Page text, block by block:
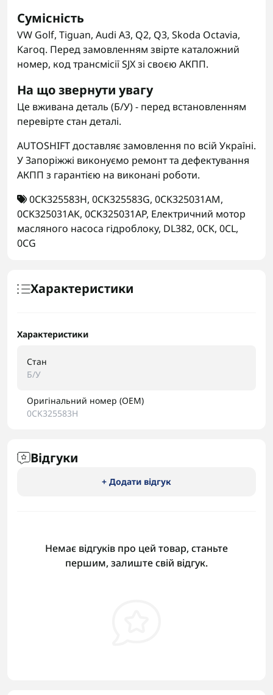
Сумісність
VW Golf, Tiguan, Audi A3, Q2, Q3, Skoda Octavia,
Karoq. Перед замовленням звірте каталожний
номер, код трансмісії SJX зі своєю АКПП.
На що звернути увагу
Це вживана деталь (Б/У) - перед встановленням
перевірте стан деталі.
AUTOSHIFT доставляє замовлення по всій Україні.
У Запоріжжі виконуємо ремонт та дефектування
АКПП з гарантією на виконані роботи.
0CK325583H, 0CK325583G, 0CK325031AM,
0CK325031AK, 0CK325031AP, Електричний мотор
масляного насоса гідроблоку, DL382, 0CK, 0CL,
0CG
Характеристики
Характеристики
Стан
Б/У
Оригінальний номер (OEM)
0CK325583H
Відгуки
+ Додати відгук
Немає відгуків про цей товар, станьте
першим, залиште свій відгук.